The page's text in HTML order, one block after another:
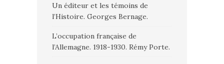
Un éditeur et les témoins de
l’Histoire. Georges Bernage.
L’occupation française de
l’Allemagne. 1918-1930. Rémy Porte.